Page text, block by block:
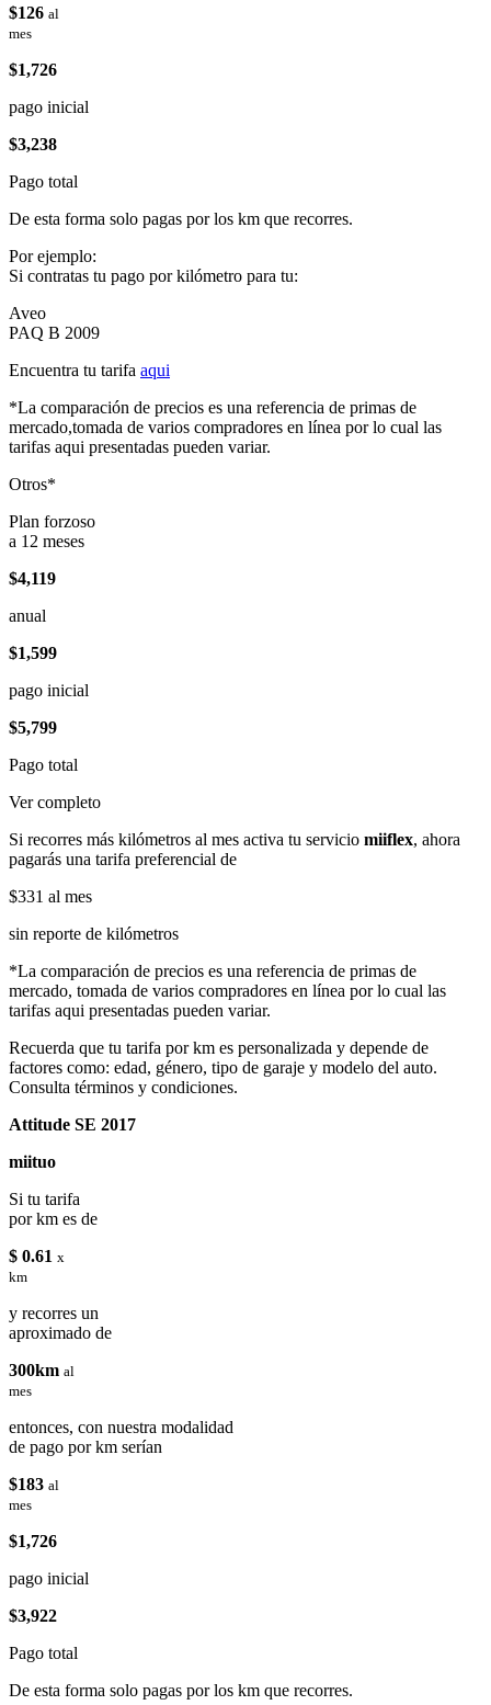
$126 al
mes
$1,726
pago inicial
$3,238
Pago total
De esta forma solo pagas por los km que recorres.
Por ejemplo:
Si contratas tu pago por kilómetro para tu:
Aveo
PAQ B 2009
Encuentra tu tarifa aqui
*La comparación de precios es una referencia de primas de
mercado,tomada de varios compradores en línea por lo cual las
tarifas aqui presentadas pueden variar.
Otros*
Plan forzoso
a 12 meses
$4,119
anual
$1,599
pago inicial
$5,799
Pago total
Ver completo
Si recorres más kilómetros al mes activa tu servicio miiflex, ahora
pagarás una tarifa preferencial de
$331 al mes
sin reporte de kilómetros
*La comparación de precios es una referencia de primas de
mercado, tomada de varios compradores en línea por lo cual las
tarifas aqui presentadas pueden variar.
Recuerda que tu tarifa por km es personalizada y depende de
factores como: edad, género, tipo de garaje y modelo del auto.
Consulta términos y condiciones.
Attitude SE 2017
miituo
Si tu tarifa
por km es de
$ 0.61 x
km
y recorres un
aproximado de
300km al
mes
entonces, con nuestra modalidad
de pago por km serían
$183 al
mes
$1,726
pago inicial
$3,922
Pago total
De esta forma solo pagas por los km que recorres.